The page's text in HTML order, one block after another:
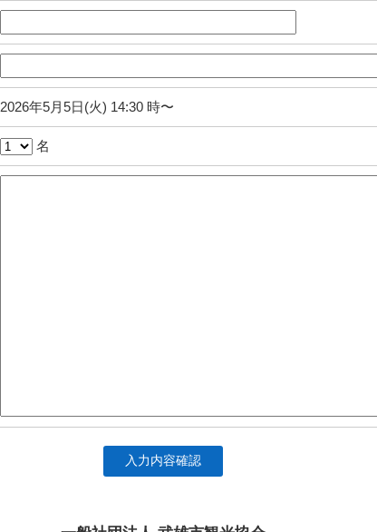
2026年5月5日(火) 14:30 時〜
名
入力内容確認